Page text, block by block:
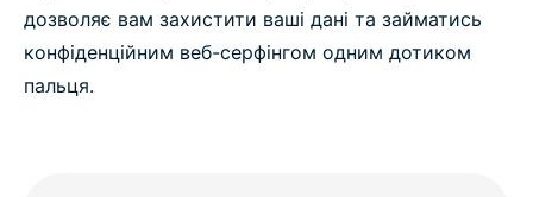
дозволяє вам захистити ваші дані та займатись
конфіденційним веб-серфінгом одним дотиком
пальця.